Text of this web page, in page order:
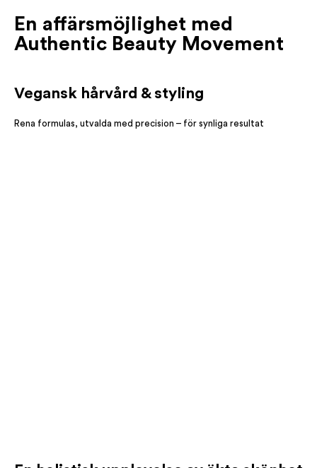
En affärsmöjlighet med
Authentic Beauty Movement
Vegansk hårvård & styling
Rena formulas, utvalda med precision – för synliga resultat